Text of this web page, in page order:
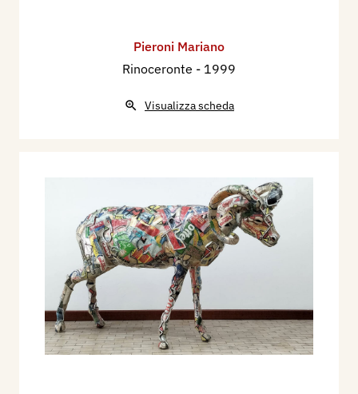
Pieroni Mariano
Rinoceronte - 1999
Visualizza scheda